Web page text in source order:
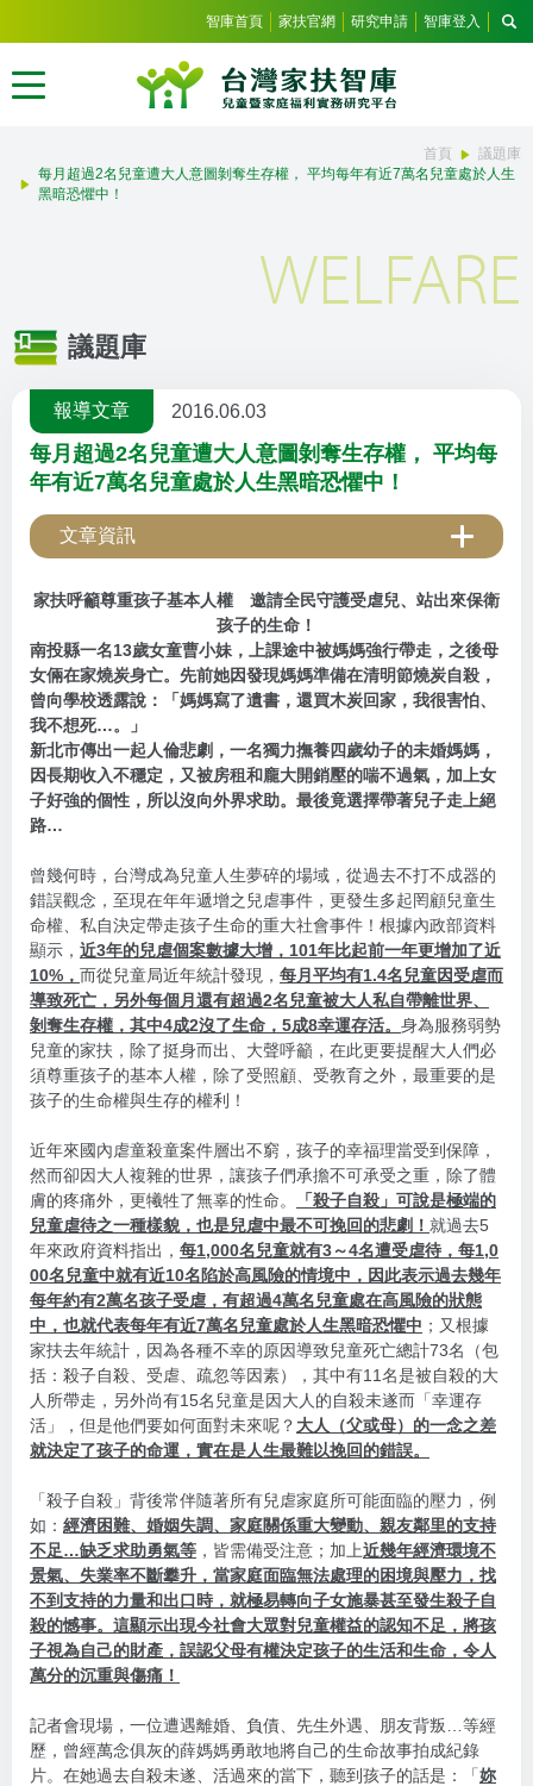
智庫首頁 家扶官網 研究申請 智庫登入
首頁
議題庫
每月超過2名兒童遭大人意圖剝奪生存權， 平均每年有近7萬名兒童處於人生
黑暗恐懼中！
議題庫
WELFARE
報導文章 2016.06.03
每月超過2名兒童遭大人意圖剝奪生存權， 平均每
年有近7萬名兒童處於人生黑暗恐懼中！
文章資訊
家扶呼籲尊重孩子基本人權 邀請全民守護受虐兒、站出來保衛
孩子的生命！
南投縣一名13歲女童曹小妹，上課途中被媽媽強行帶走，之後母
女倆在家燒炭身亡。先前她因發現媽媽準備在清明節燒炭自殺，
曾向學校透露說：「媽媽寫了遺書，還買木炭回家，我很害怕、
我不想死…。」
新北市傳出一起人倫悲劇，一名獨力撫養四歲幼子的未婚媽媽，
因長期收入不穩定，又被房租和龐大開銷壓的喘不過氣，加上女
子好強的個性，所以沒向外界求助。最後竟選擇帶著兒子走上絕
路…
曾幾何時，台灣成為兒童人生夢碎的場域，從過去不打不成器的
錯誤觀念，至現在年年遞增之兒虐事件，更發生多起罔顧兒童生
命權、私自決定帶走孩子生命的重大社會事件！根據內政部資料
顯示， 近3年的兒虐個案數據大增，101年比起前一年更增加了近
10%， 而從兒童局近年統計發現， 每月平均有1.4名兒童因受虐而
導致死亡，另外每個月還有超過2名兒童被大人私自帶離世界、
剝奪生存權，其中4成2沒了生命，5成8幸運存活。 身為服務弱勢
兒童的家扶，除了挺身而出、大聲呼籲，在此更要提醒大人們必
須尊重孩子的基本人權，除了受照顧、受教育之外，最重要的是
孩子的生命權與生存的權利！
近年來國內虐童殺童案件層出不窮，孩子的幸福理當受到保障，
然而卻因大人複雜的世界，讓孩子們承擔不可承受之重，除了體
膚的疼痛外，更犧牲了無辜的性命。
「殺子自殺」可說是極端的
兒童虐待之一種樣貌，也是兒虐中最不可挽回的悲劇！ 就過去5
年來政府資料指出， 每1,000名兒童就有3～4名遭受虐待，每1,0
00名兒童中就有近10名陷於高風險的情境中，因此表示過去幾年
每年約有2萬名孩子受虐，有超過4萬名兒童處在高風險的狀態
中，也就代表每年有近7萬名兒童處於人生黑暗恐懼中 ；又根據
家扶去年統計，因為各種不幸的原因導致兒童死亡總計73名（包
括：殺子自殺、受虐、疏忽等因素），其中有11名是被自殺的大
人所帶走，另外尚有15名兒童是因大人的自殺未遂而「幸運存
活」，但是他們要如何面對未來呢？ 大人（父或母）的一念之差
就決定了孩子的命運，實在是人生最難以挽回的錯誤。
「殺子自殺」背後常伴隨著所有兒虐家庭所可能面臨的壓力，例
如： 經濟困難、婚姻失調、家庭關係重大變動、親友鄰里的支持
不足…缺乏求助勇氣等 ，皆需備受注意；加上近幾年經濟環境不
景氣、失業率不斷攀升，當家庭面臨無法處理的困境與壓力，找
不到支持的力量和出口時，就極易轉向子女施暴甚至發生殺子自
殺的憾事。這顯示出現今社會大眾對兒童權益的認知不足，將孩
子視為自己的財產，誤認父母有權決定孩子的生活和生命，令人
萬分的沉重與傷痛！
記者會現場，一位遭遇離婚、負債、先生外遇、朋友背叛…等經
歷，曾經萬念俱灰的薛媽媽勇敢地將自己的生命故事拍成紀錄
片。在她過去自殺未遂、活過來的當下，聽到孩子的話是：「妳